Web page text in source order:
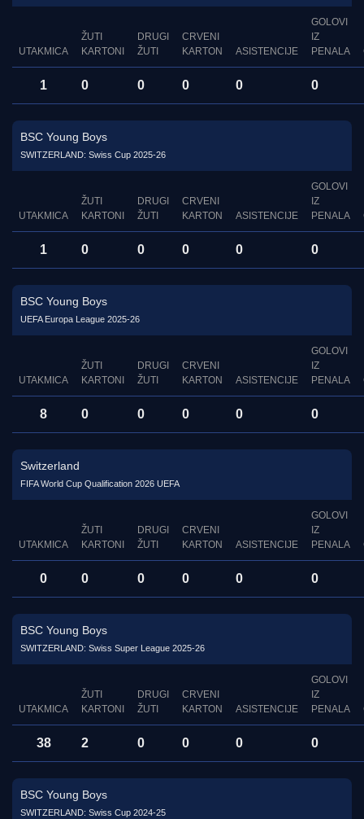
UTAKMICA
ŽUTI
KARTONI
DRUGI
ŽUTI
CRVENI
KARTON
ASISTENCIJE
GOLOVI
IZ
PENALA
1 0 0 0 0 0
BSC Young Boys
SWITZERLAND: Swiss Cup 2025-26
UTAKMICA
ŽUTI
KARTONI
DRUGI
ŽUTI
CRVENI
KARTON
ASISTENCIJE
GOLOVI
IZ
PENALA
1 0 0 0 0 0
BSC Young Boys
UEFA Europa League 2025-26
UTAKMICA
ŽUTI
KARTONI
DRUGI
ŽUTI
CRVENI
KARTON
ASISTENCIJE
GOLOVI
IZ
PENALA
8 0 0 0 0 0
Switzerland
FIFA World Cup Qualification 2026 UEFA
UTAKMICA
ŽUTI
KARTONI
DRUGI
ŽUTI
CRVENI
KARTON
ASISTENCIJE
GOLOVI
IZ
PENALA
0 0 0 0 0 0
BSC Young Boys
SWITZERLAND: Swiss Super League 2025-26
UTAKMICA
ŽUTI
KARTONI
DRUGI
ŽUTI
CRVENI
KARTON
ASISTENCIJE
GOLOVI
IZ
PENALA
38 2 0 0 0 0
BSC Young Boys
SWITZERLAND: Swiss Cup 2024-25